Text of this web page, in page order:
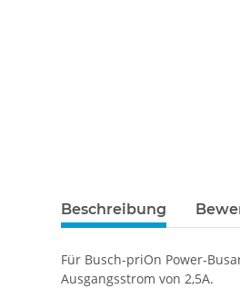
Beschreibung
Für Busch-priOn Power-
Ausgangsstrom von 2,5A.